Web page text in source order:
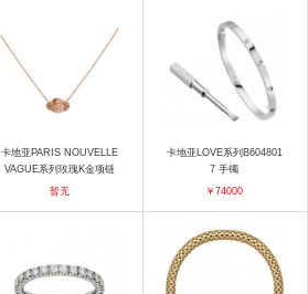
卡地亚PARIS NOUVELLE
VAGUE系列玫瑰K金项链
项链
暂无
卡地亚LOVE系列B604801
7 手镯
￥74000